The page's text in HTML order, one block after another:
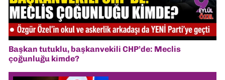
Başkan tutuklu, başkanvekili CHP’de: Meclis
çoğunluğu kimde?